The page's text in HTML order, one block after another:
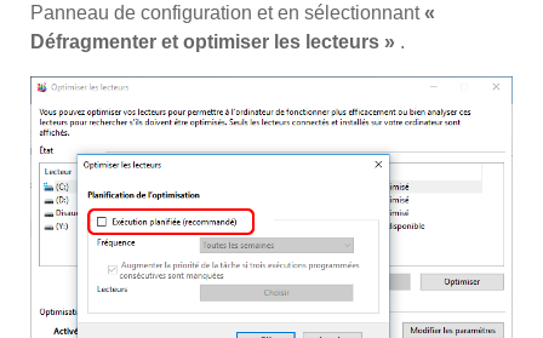
Panneau de configuration et en sélectionnant«
Défragmenter et optimiser les lecteurs » .